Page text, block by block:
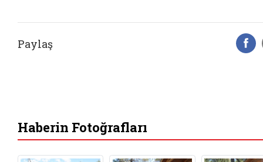
Paylaş
Haberin Fotoğrafları